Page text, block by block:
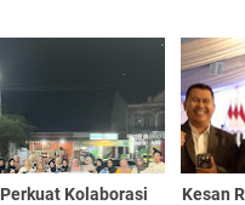
Kolaborasi
Kesan